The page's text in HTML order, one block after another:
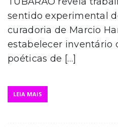
sentido experimental
curadoria de Marcio
estabelecer inventário
poéticas de […]
LEIA MAIS